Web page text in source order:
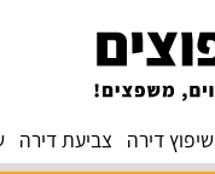
שיפוץ דירה צביעת דירה